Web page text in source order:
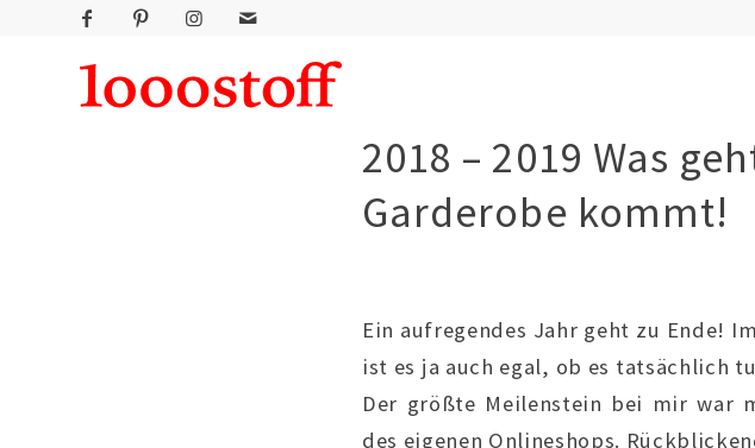
2018 – 2019 Was
Garderobe kommt!
Ein aufregendes Jahr geht zu Ende!
ist es ja auch egal, ob es tatsächlich
Der größte Meilenstein bei mir war
des eigenen Onlineshops.